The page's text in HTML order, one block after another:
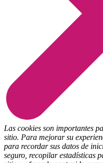
Las cookies son importantes
sitio. Para mejorar su
para recordar sus datos de
seguro, recopilar estadísticas